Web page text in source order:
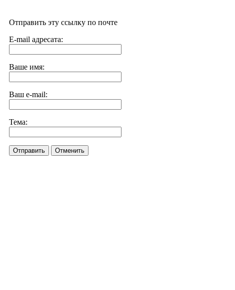
Отправить эту ссылку по почте
E-mail адресата:
Ваше имя:
Ваш e-mail:
Тема:
Отправить Отменить